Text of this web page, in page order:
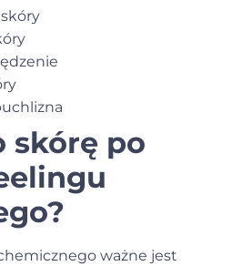
skórę po
ważne jest